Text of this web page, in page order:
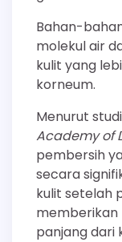
Bahan-
molekul air
kulit yang
korneum.
Menurut
Academy of
pembersih
secara
kulit setelah
memberikan
panjang dari